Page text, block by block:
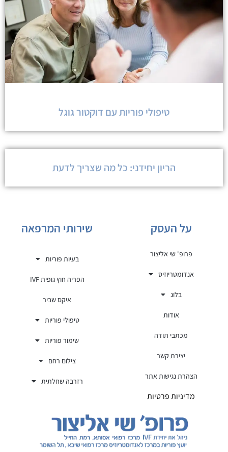
טיפולי פוריות עם דוקטור גוגל
הריון יחידני: כל מה שצריך לדעת
על העסק
פרופ' שי אליצור
אנדומטריוזיס
בלוג
אודות
מכתבי תודה
יצירת קשר
הצהרת נגישות אתר
מדיניות פרטיות
שירותי המרפאה
בעיות פוריות
הפריה חוץ גופית IVF
איקס שביר
טיפולי פוריות
שימור פוריות
צילום רחם
רזרבה שחלתית